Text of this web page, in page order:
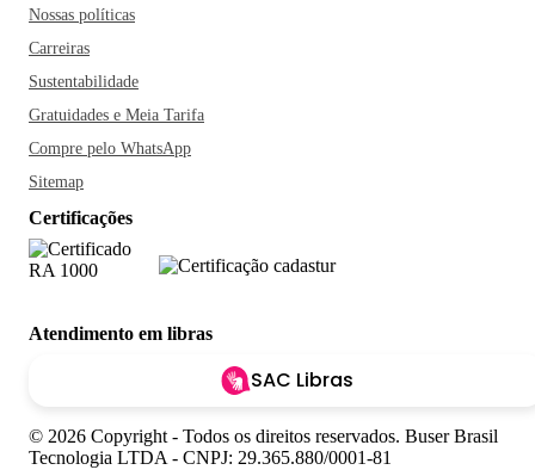
Nossas políticas
Carreiras
Sustentabilidade
Gratuidades e Meia Tarifa
Compre pelo WhatsApp
Sitemap
Certificações
Atendimento em libras
SAC Libras
© 2026 Copyright - Todos os direitos reservados. Buser Brasil
Tecnologia LTDA - CNPJ: 29.365.880/0001-81